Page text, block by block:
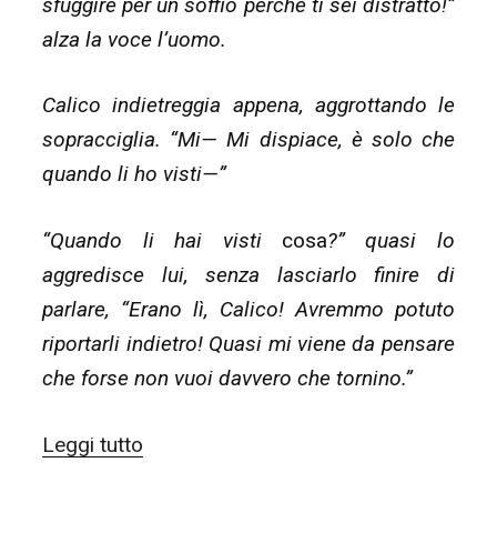
alza la voce l’uomo.
Calico indietreggia appena, aggrottando le
sopracciglia. “Mi— Mi dispiace, è solo che
quando li ho visti—”
“Quando li hai visti cosa?” quasi lo
aggredisce lui, senza lasciarlo finire di
parlare, “Erano lì, Calico! Avremmo potuto
riportarli indietro! Quasi mi viene da pensare
che forse non vuoi davvero che tornino.”
Leggi tutto